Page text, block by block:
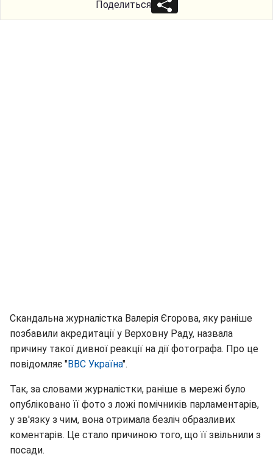
Поделиться
Скандальна журналістка Валерія Єгорова, яку раніше
позбавили акредитації у Верховну Раду, назвала
причину такої дивної реакції на дії фотографа. Про це
повідомляє "ВВС Україна".
Так, за словами журналістки, раніше в мережі було
опубліковано її фото з ложі помічників парламентарів,
у зв'язку з чим, вона отримала безліч образливих
коментарів. Це стало причиною того, що її звільнили з
посади.